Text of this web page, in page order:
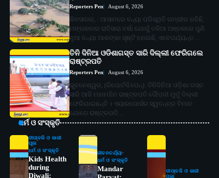
Reporters Pen August 6, 2026
ଶିବସାଗର, : ଆସାମରେ ବନ୍ୟା ପରିସ୍ଥିତି ଗମ୍ଭୀର ରହିଛି,
ମଙ୍ଗଳବାର ରାତିସାରା ବର୍ଷା ଯୋଗୁଁ ତଳିଆ ଅଞ୍ଚଳରେ ପୁଣି
ନୂଆ ବନ୍ୟା ଆଶଙ୍କା ସୃଷ୍ଟି ହୋଇଛି, ଏବେପର୍ଯ୍ୟନ୍ତ…
ତିନି ଦିନିଆ ଓଡିଶାଗସ୍ତ ସାରି ଦିଲ୍ଲୀ ଫେରିଗଲେ
ରାଷ୍ଟ୍ରପତି
Reporters Pen August 6, 2026
ଭୁବନେଶ୍ୱର, (ରିପୋର୍ଟର୍ସ ପେନ୍‌): ତିନିଦିନିଆ ଓଡ଼ିଶା ଗସ୍ତ
ସାରି ଆଜି ମହାମହିମ ରାଷ୍ଟ୍ରପତି ଦୌପଦୀ ମୁର୍ମୁ ଦିଲ୍ଲୀ
ଫେରିଯାଇଛନ୍ତି । ଏୟାରପୋର୍ସର ସ୍ୱତନ୍ତ୍ର ବିମାନ
ଯୋଗେ ରାଷ୍ଟ୍ରପତି…
ଧର୍ମ ଓ ସଂସ୍କୃତି
ଦୀପାବଳି ଓ କାଳୀ
ପୂଜା
ଧର୍ମ ଓ ସଂସ୍କୃତି
Kids Health
during
Diwali:
ଜୀବନଚର୍ଯ୍ୟା
ଧର୍ମ ଓ ସଂସ୍କୃତି
Mandar
ଦୀପାବଳି ଓ କାଳୀ
ପୂଜା